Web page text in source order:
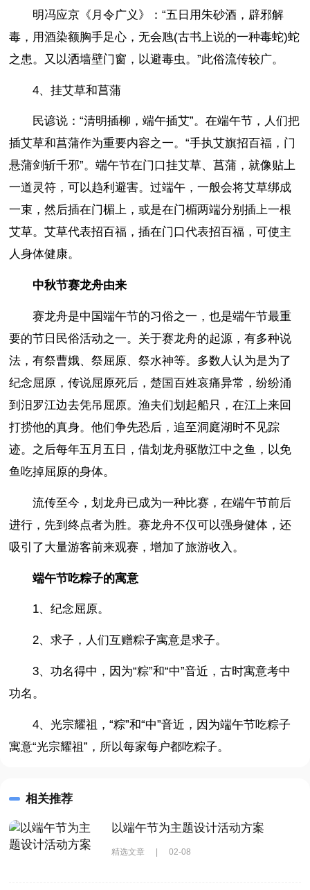
明冯应京《月令广义》：“五日用朱砂酒，辟邪解
毒，用酒染额胸手足心，无会虺(古书上说的一种毒蛇)蛇
之患。又以洒墙壁门窗，以避毒虫。”此俗流传较广。
4、挂艾草和菖蒲
民谚说：“清明插柳，端午插艾”。在端午节，人们把
插艾草和菖蒲作为重要内容之一。“手执艾旗招百福，门
悬蒲剑斩千邪”。端午节在门口挂艾草、菖蒲，就像贴上
一道灵符，可以趋利避害。过端午，一般会将艾草绑成
一束，然后插在门楣上，或是在门楣两端分别插上一根
艾草。艾草代表招百福，插在门口代表招百福，可使主
人身体健康。
中秋节赛龙舟由来
赛龙舟是中国端午节的习俗之一，也是端午节最重
要的节日民俗活动之一。关于赛龙舟的起源，有多种说
法，有祭曹娥、祭屈原、祭水神等。多数人认为是为了
纪念屈原，传说屈原死后，楚国百姓哀痛异常，纷纷涌
到汨罗江边去凭吊屈原。渔夫们划起船只，在江上来回
打捞他的真身。他们争先恐后，追至洞庭湖时不见踪
迹。之后每年五月五日，借划龙舟驱散江中之鱼，以免
鱼吃掉屈原的身体。
流传至今，划龙舟已成为一种比赛，在端午节前后
进行，先到终点者为胜。赛龙舟不仅可以强身健体，还
吸引了大量游客前来观赛，增加了旅游收入。
端午节吃粽子的寓意
1、纪念屈原。
2、求子，人们互赠粽子寓意是求子。
3、功名得中，因为“粽”和“中”音近，古时寓意考中
功名。
4、光宗耀祖，“粽”和“中”音近，因为端午节吃粽子
寓意“光宗耀祖”，所以每家每户都吃粽子。
相关推荐
以端午节为主题设计活动方案
精选文章 02-08